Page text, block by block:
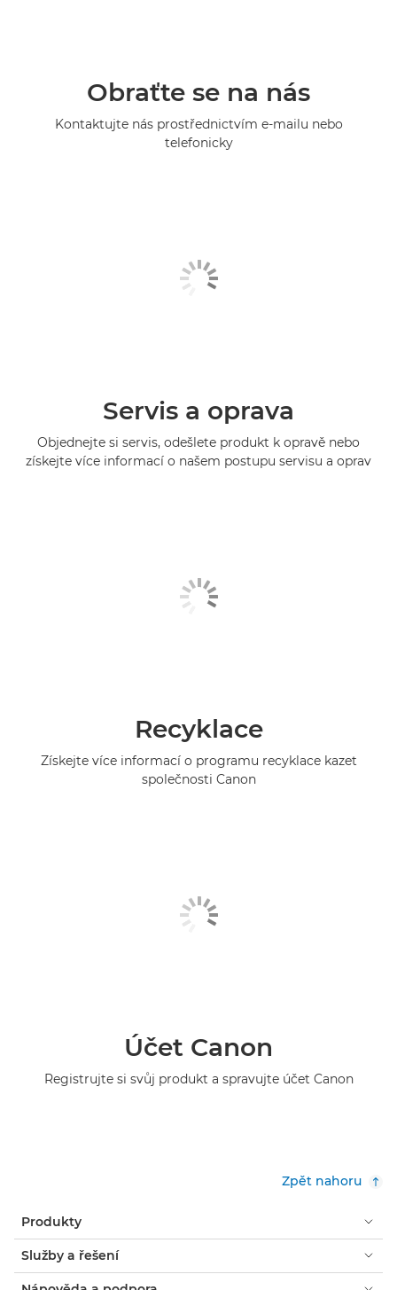
Obraťte se na nás
Kontaktujte nás prostřednictvím e-mailu nebo
telefonicky
Servis a oprava
Objednejte si servis, odešlete produkt k opravě nebo
získejte více informací o našem postupu servisu a oprav
Recyklace
Získejte více informací o programu recyklace kazet
společnosti Canon
Účet Canon
Registrujte si svůj produkt a spravujte účet Canon
Zpět nahoru
Produkty
Služby a řešení